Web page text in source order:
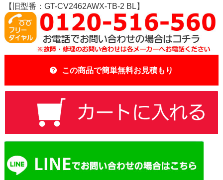
【旧型番：GT-CV2462AWX-TB-2 BL】
この商品で簡単無料お見積もり